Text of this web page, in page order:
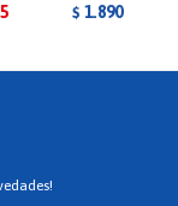
$ 1.890